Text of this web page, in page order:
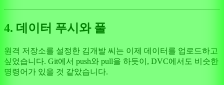
4. 데이터 푸시와 풀
원격 저장소를 설정한 김개발 씨는 이제 데이터를 업로드하고
싶었습니다. Git에서 push와 pull을 하듯이, DVC에서도 비슷한
명령어가 있을 것 같았습니다.